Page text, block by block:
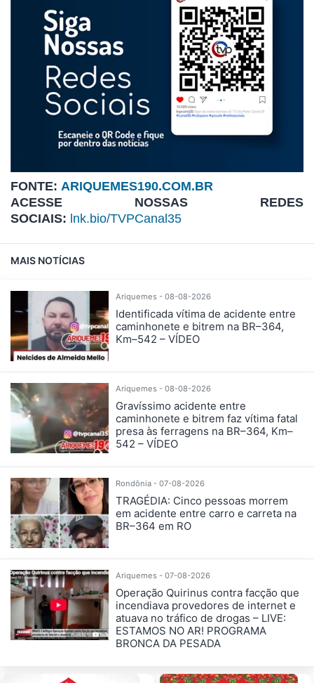
FONTE: ARIQUEMES190.COM.BR
ACESSE NOSSAS REDES
SOCIAIS: lnk.bio/TVPCanal35
MAIS NOTÍCIAS
Ariquemes - 08-08-2026
Identificada vítima de acidente entre
caminhonete e bitrem na BR–364,
Km–542 – VÍDEO
Ariquemes - 08-08-2026
Gravíssimo acidente entre
caminhonete e bitrem faz vítima fatal
presa às ferragens na BR–364, Km–
542 – VÍDEO
Rondônia - 07-08-2026
TRAGÉDIA: Cinco pessoas morrem
em acidente entre carro e carreta na
BR–364 em RO
Ariquemes - 07-08-2026
Operação Quirinus contra facção que
incendiava provedores de internet e
atuava no tráfico de drogas – LIVE:
ESTAMOS NO AR! PROGRAMA
BRONCA DA PESADA